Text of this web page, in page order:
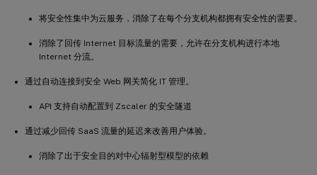
将安全性集中为云服务，消除了在每个分支机构都拥有安全性的需要。
消除了回传 Internet 目标流量的需要，允许在分支机构进行本地
Internet 分流。
通过自动连接到安全 Web 网关简化 IT 管理。
API 支持自动配置到 Zscaler 的安全隧道
通过减少回传 SaaS 流量的延迟来改善用户体验。
消除了出于安全目的对中心辐射型模型的依赖